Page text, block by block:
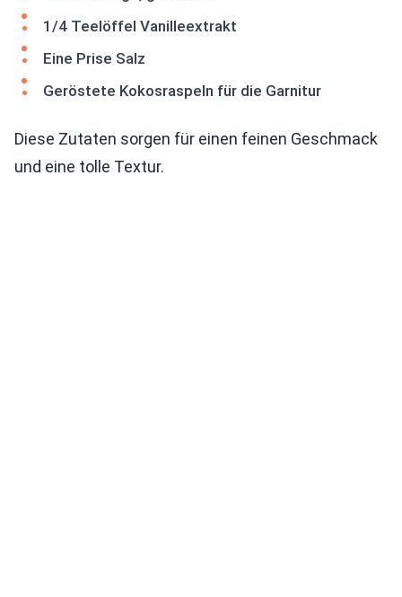
1/4 Teelöffel Vanilleextrakt
Eine Prise Salz
Geröstete Kokosraspeln für die Garnitur
Diese Zutaten sorgen für einen feinen Geschmack
und eine tolle Textur.